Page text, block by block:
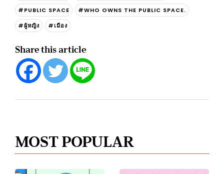
#PUBLIC SPACE
#WHO OWNS THE PUBLIC SPACE.
#ผู้หญิง
#เมือง
Share this article
MOST POPULAR